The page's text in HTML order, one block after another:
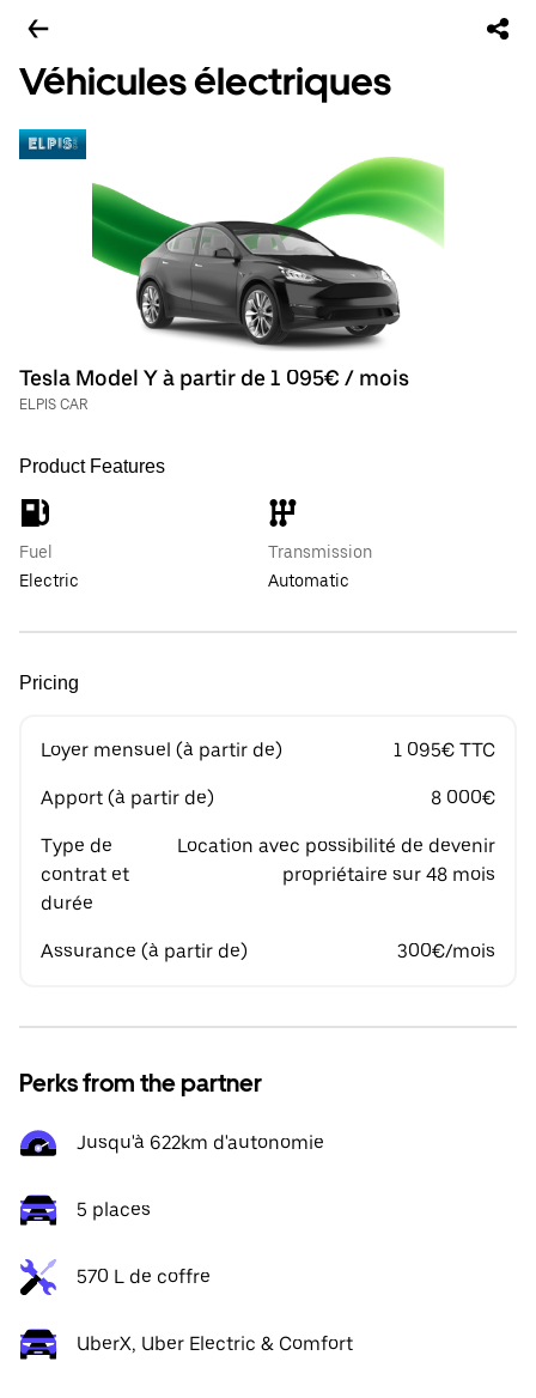
Véhicules électriques
Tesla Model Y à partir de 1 095€ / mois
ELPIS CAR
Product Features
Fuel
Electric
Transmission
Automatic
Pricing
Loyer mensuel (à partir de) 1 095€ TTC
Apport (à partir de) 8 000€
Type de
contrat et
durée
Location avec possibilité de devenir
propriétaire sur 48 mois
Assurance (à partir de) 300€/mois
Perks from the partner
Jusqu'à 622km d'autonomie
5 places
570 L de coffre
UberX, Uber Electric & Comfort